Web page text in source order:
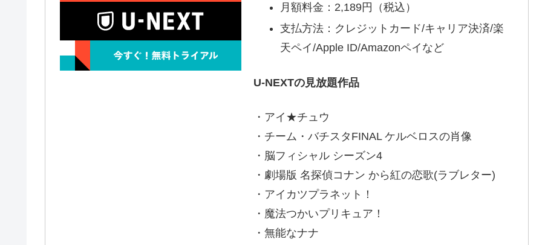
月額料金：2,189円（税込）
支払方法：クレジットカード/キャリア決済/楽
天ペイ/Apple ID/Amazonペイなど
U-NEXTの見放題作品
・アイ★チュウ
・チーム・バチスタFINAL ケルベロスの肖像
・脳フィシャル シーズン4
・劇場版 名探偵コナン から紅の恋歌(ラブレター)
・アイカツプラネット！
・魔法つかいプリキュア！
・無能なナナ